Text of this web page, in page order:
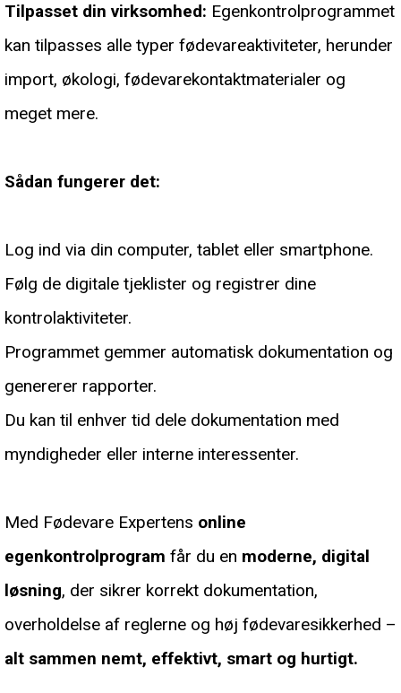
Tilpasset din virksomhed: Egenkontrolprogrammet
kan tilpasses alle typer fødevareaktiviteter, herunder
import, økologi, fødevarekontaktmaterialer og
meget mere.
Sådan fungerer det:
Log ind via din computer, tablet eller smartphone.
Følg de digitale tjeklister og registrer dine
kontrolaktiviteter.
Programmet gemmer automatisk dokumentation og
genererer rapporter.
Du kan til enhver tid dele dokumentation med
myndigheder eller interne interessenter.
Med Fødevare Expertens online
egenkontrolprogram får du en moderne, digital
løsning, der sikrer korrekt dokumentation,
overholdelse af reglerne og høj fødevaresikkerhed –
alt sammen nemt, effektivt, smart og hurtigt.